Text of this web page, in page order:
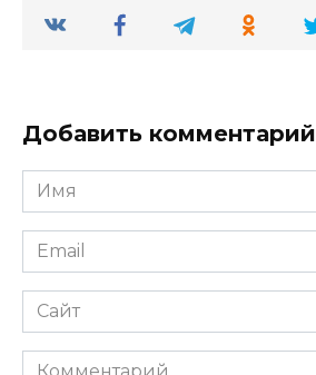
Добавить комментарий
Имя
*
Email
*
Сайт
Комментарий